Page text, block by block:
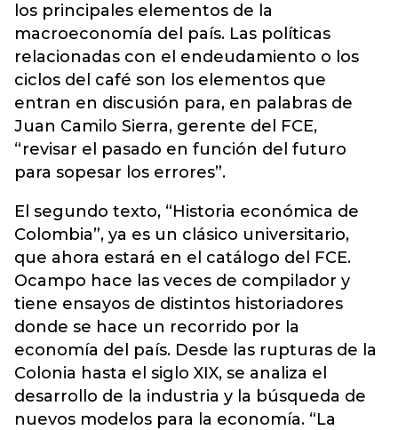
los principales elementos de la
macroeconomía del país. Las políticas
relacionadas con el endeudamiento o los
ciclos del café son los elementos que
entran en discusión para, en palabras de
Juan Camilo Sierra, gerente del FCE,
“revisar el pasado en función del futuro
para sopesar los errores”.
El segundo texto, “Historia económica de
Colombia”, ya es un clásico universitario,
que ahora estará en el catálogo del FCE.
Ocampo hace las veces de compilador y
tiene ensayos de distintos historiadores
donde se hace un recorrido por la
economía del país. Desde las rupturas de la
Colonia hasta el siglo XIX, se analiza el
desarrollo de la industria y la búsqueda de
nuevos modelos para la economía. “La